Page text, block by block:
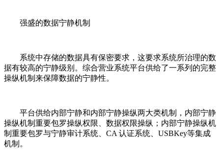
强盛的数据宁静机制
系统中存储的数据具有保密要求，这要求系统所治理的数
据有较高的宁静级别。综合营业系统平台供给了一系列的完整
操纵机制来保障数据的宁静性。
平台供给内部宁静和内部宁静操纵两大类机制，内部宁静
操纵机制重要包罗操纵权限、数据权限操纵；内部宁静操纵机
制重要包罗与宁静审计系统、CA 认证系统、USBKey等集成
机制。